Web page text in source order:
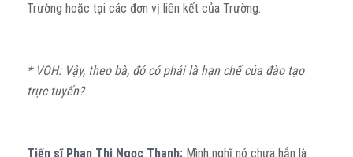
Trường hoặc tại các đơn vị liên kết của Trường.
* VOH: Vậy, theo bà, đó có phải là hạn chế của đào tạo
trực tuyến?
Tiến sĩ Phan Thị Ngọc Thanh:Mình nghĩ nó chưa hẳn là